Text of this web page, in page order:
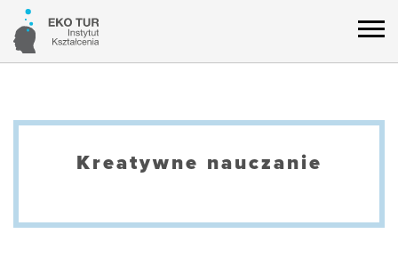
Kreatywne nauczanie